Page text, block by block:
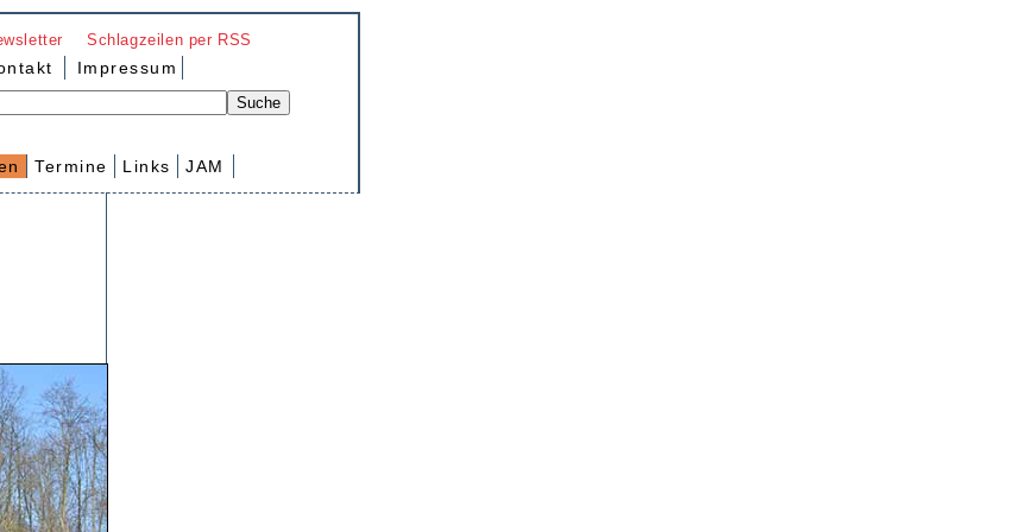
Schlagzeilen per RSS
Impressum
Termine Links JAM